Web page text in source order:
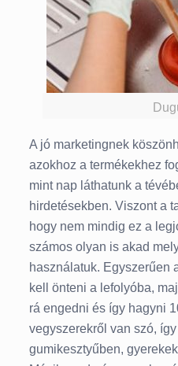
A jó marketingnek
azokhoz a termékekhez
mint nap láthatunk a
hirdetésekben. Viszont a
hogy nem mindig ez a
számos olyan is akad
használatuk. Egyszerűen
kell önteni a lefolyóba,
rá engedni és így hagyni
vegyszerekről van szó,
gumikesztyűben,